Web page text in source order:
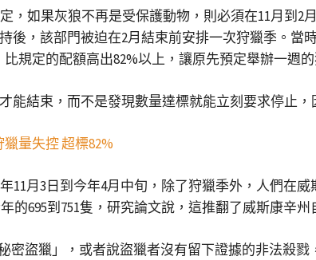
，如果灰狼不再是受保護動物，則必須在11月到
後，該部門被迫在2月結束前安排一次狩獵季。當
規定的配額高出82%以上，讓原先預定舉辦一週
能結束，而不是發現數量達標就能立刻要求停止，
量失控 超標82%
月3日到今年4月中旬，除了狩獵季外，人們在
的695到751隻，研究論文說，這推翻了威斯康辛
密盜獵」，或者說盜獵者沒有留下證據的非法殺